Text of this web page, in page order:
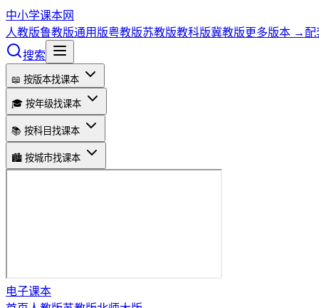
中小学课本网
人教版鲁教版通用版粤教版苏教版教科版冀教版更多版本 → 配
搜索
📖 按版本找课本
🎓 按年级找课本
📚 按科目找课本
🏙️ 按城市找课本
电子课本